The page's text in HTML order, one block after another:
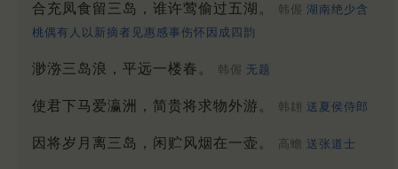
合充凤食留三岛，谁许莺偷过五湖。 韩偓 湖南绝少含
桃偶有人以新摘者见惠感事伤怀因成四韵
渺㳽三岛浪，平远一楼春。 韩偓 无题
使君下马爱瀛洲，简贵将求物外游。 韩翃 送夏侯侍郎
因将岁月离三岛，闲贮风烟在一壶。 高蟾 送张道士